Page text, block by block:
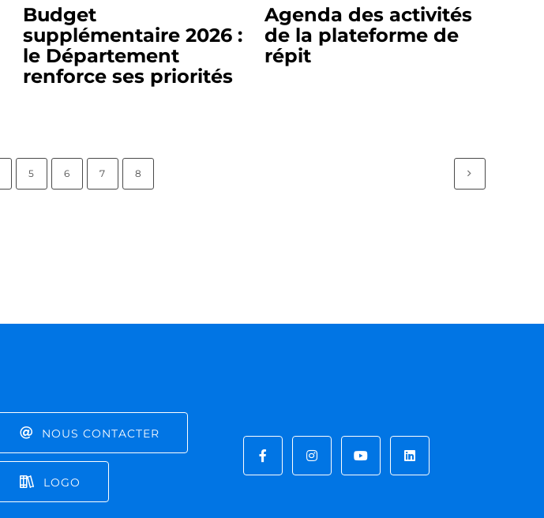
Budget
supplémentaire 2026 :
le Département
renforce ses priorités
Agenda des activités
de la plateforme de
répit
5 6 7 8
NOUS CONTACTER
LOGO